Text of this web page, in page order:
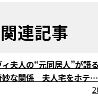
関連記事
ル
ィ夫人の“元同居人”が語
妙な関係 夫人宅をホテ…